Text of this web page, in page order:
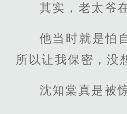
其实，老太爷
他当时就是怕
所以让我保密，没
沈知棠真是被